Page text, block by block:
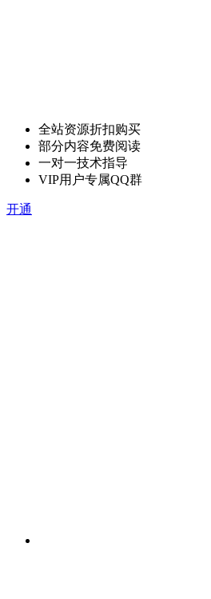
全站资源折扣购买
部分内容免费阅读
一对一技术指导
VIP用户专属QQ群
开通